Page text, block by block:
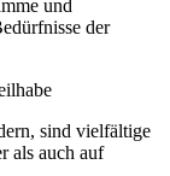
und
der
sind vielfältige
als auch auf